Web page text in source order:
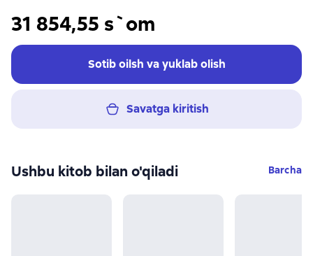
31 854,55 s`om
Sotib oilsh va yuklab olish
Savatga kiritish
Ushbu kitob bilan o'qiladi Barcha